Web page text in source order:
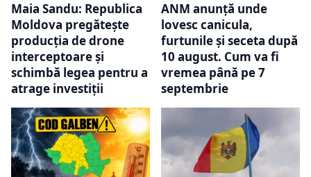
Maia Sandu: Republica
Moldova pregătește
producția de drone
interceptoare și
schimbă legea pentru a
atrage investiții
ANM anunță unde
lovesc canicula,
furtunile și seceta după
10 august. Cum va fi
vremea până pe 7
septembrie